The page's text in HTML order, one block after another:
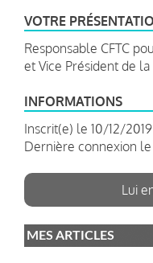
VOTRE
Responsable CFTC
et Vice Président de
INFORMATIONS
Inscrit(e) le 10/12/2019
Dernière connexion
Lui
MES ARTICLES